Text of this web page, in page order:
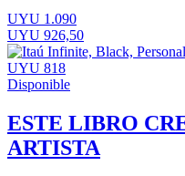
UYU 1.090
UYU 926,50
UYU 818
Disponible
ESTE LIBRO
ARTISTA